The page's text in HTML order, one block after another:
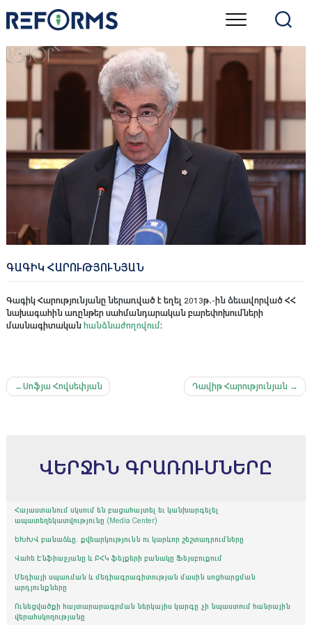
content
ԳԱԳԻԿ ՀԱՐՈՒԹՅՈՒՆՅԱՆ
Գագիկ Հարությունյանը ներառված է եղել 2013թ․-ին ձեւավորված ՀՀ
նախագահին առընթեր սահմանդարական բարեփոխումների
մասնագիտական հանձնաժողովում։
Գրառումների
Սոֆյա Հովսեփյան Դավիթ Հարությունյան
ՎԵՐՋԻՆ ԳՐԱՌՈՒՄՆԵՐԸ
Հայաստանում սկսում են բացահայտել եւ կանխարգելել
ապատեղեկատվությունը (Media Center)
ԵԽԽՎ բանաձևը․ քվեարկությունն ու կարևոր շեշտադրումները
Վահե Էնֆիաջյանը և ԲՀԿ ֆեյքերի բանակը Ֆեյսբուքում
Մեդիայի սպառման և մեդիագրագիտության մասին սոցհարցման
արդյունքները
Ունեցվածքի հայտարարագրման ներկայիս կարգը չի նպաստում հանրային
վերահսկողությանը